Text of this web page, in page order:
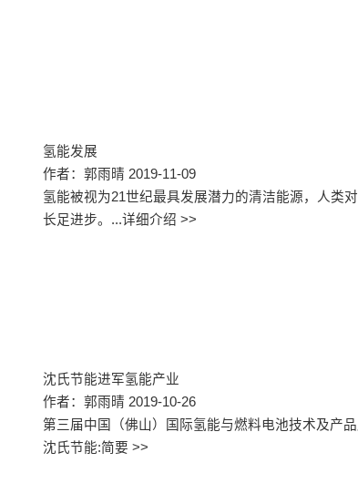
氢能发展
作者：郭雨晴 2019-11-09
氢能被视为21世纪最具发展潜力的清洁能源，人类
长足进步。...详细介绍 >>
沈氏节能进军氢能产业
作者：郭雨晴 2019-10-26
第三届中国（佛山）国际氢能与燃料电池技术及产
沈氏节能:简要 >>